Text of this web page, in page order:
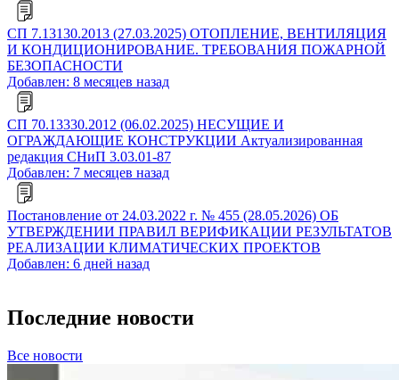
СП 7.13130.2013 (27.03.2025) ОТОПЛЕНИЕ, ВЕНТИЛЯЦИЯ
И КОНДИЦИОНИРОВАНИЕ. ТРЕБОВАНИЯ ПОЖАРНОЙ
БЕЗОПАСНОСТИ
Добавлен: 8 месяцев назад
СП 70.13330.2012 (06.02.2025) НЕСУЩИЕ И
ОГРАЖДАЮЩИЕ КОНСТРУКЦИИ Актуализированная
редакция СНиП 3.03.01-87
Добавлен: 7 месяцев назад
Постановление от 24.03.2022 г. № 455 (28.05.2026) ОБ
УТВЕРЖДЕНИИ ПРАВИЛ ВЕРИФИКАЦИИ РЕЗУЛЬТАТОВ
РЕАЛИЗАЦИИ КЛИМАТИЧЕСКИХ ПРОЕКТОВ
Добавлен: 6 дней назад
Последние новости
Все новости